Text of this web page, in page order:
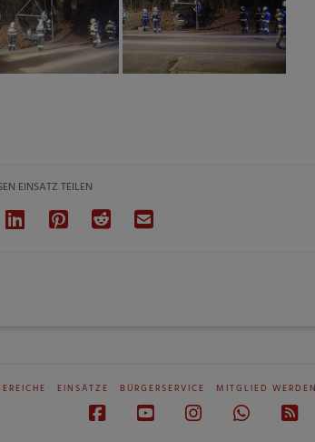
EINSATZ TEILEN
EINSÄTZE BÜRGERSERVICE MITGLIED WERDEN
FacebookYouTubeInstagramWhatsapp
RSS